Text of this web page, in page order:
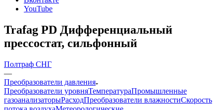
YouTube
Trafag PD Дифференциальный
прессостат, сильфонный
Полтраф СНГ
—
Преобразователи давления
Преобразователи уровняТемператураПромышленные
газоанализаторыРасходПреобразователи влажностиСкорость